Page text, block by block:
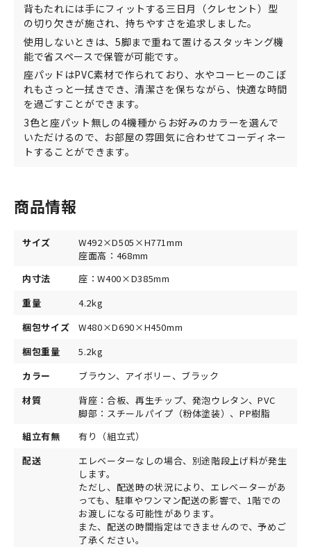
背もたれには手にフィットする三日月（クレセント）型
の切り欠きが施され、持ちやすさを追求しました。
使用しないときは、5脚まで重ねて置けるスタッキング機
能で省スペースで保管が可能です。
座パッドはPVC素材で作られており、水やコーヒーのこぼ
れもさっと一拭きでき、清潔さを保ちながら、快適な時間
を過ごすことができます。
3色と座パット無しの4機種からお好みのカラーを選んで
いただけるので、お部屋の雰囲気に合わせてコーディネー
トすることができます。
商品情報
サイズ
W492×D505×H771mm
座面高：468mm
内寸法
座：W400×D385mm
重量
4.2kg
梱包サイズ
W480×D690×H450mm
梱包重量
5.2kg
カラー
ブラウン、アイボリー、ブラック
材質
背座：合板、再生チップ、発泡ウレタン、PVC
脚部：スチールパイプ（粉体塗装）、PP樹脂
組立有無
有り（組立式）
配送
エレベーターなしの場合、別途階段上げ料が発生
します。
ただし、配送時の状況により、エレベーターがあ
っても、駐車やワンマン配送の影響で、1階での
お渡しになる可能性があります。
また、配送の時間指定はできませんので、予めご
了承ください。